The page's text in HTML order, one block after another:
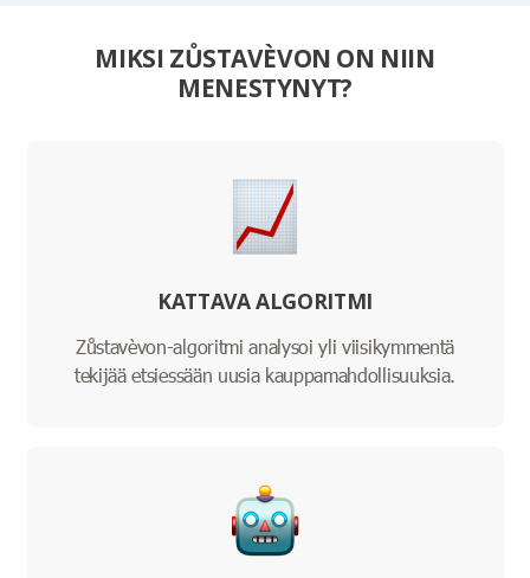
MIKSI ZŮSTAVÈVON ON NIIN
MENESTYNYT?
KATTAVA ALGORITMI
Zůstavèvon-algoritmi analysoi yli viisikymmentä
tekijää etsiessään uusia kauppamahdollisuuksia.